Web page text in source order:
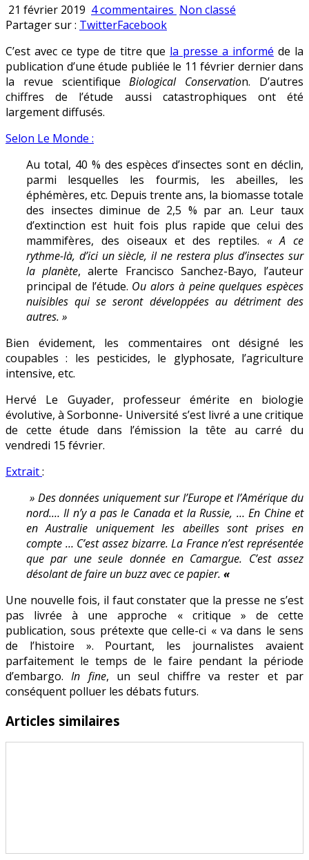
21 février 2019 4 commentaires sur
sur
les
insectes
qui
dans
un
siècle
Publié
Non classé
Partager sur : TwitterFacebook
C’est avec ce type de titre que la presse a informé de la
publication d’une étude publiée le 11 février dernier dans
la revue scientifiqueBiological Conservation. D’autres
chiffres de l’étude aussi catastrophiques ont été
largement diffusés.
Selon Le Monde :
Au total, 40 % des espèces d’insectes sont en déclin,
parmi lesquelles les fourmis, les abeilles, les
éphémères, etc. Depuis trente ans, la biomasse totale
des insectes diminue de 2,5 % par an. Leur taux
d’extinction est huit fois plus rapide que celui des
mammifères, des oiseaux et des reptiles. « A ce
rythme-là, d’ici un siècle, il ne restera plus d’insectes sur
la planète, alerte Francisco Sanchez-Bayo, l’auteur
principal de l’étude. Ou alors à peine quelques espèces
nuisibles qui se seront développées au détriment des
autres. »
Bien évidement, les commentaires ont désigné les
coupables : les pesticides, le glyphosate, l’agriculture
intensive, etc.
Hervé Le Guyader, professeur émérite en biologie
évolutive, à Sorbonne- Université s’est livré a une critique
de cette étude dans l’émission la tête au carré du
vendredi 15 février.
Extrait:
» Des données uniquement sur l’Europe et l’Amérique du
nord.… Il n’y a pas le Canada et la Russie, … En Chine et
en Australie uniquement les abeilles sont prises en
compte … C’est assez bizarre. La France n’est représentée
que par une seule donnée en Camargue. C’est assez
désolant de faire un buzz avec ce papier. «
Une nouvelle fois, il faut constater que la presse ne s’est
pas livrée à une approche « critique » de cette
publication, sous prétexte que celle-ci « va dans le sens
de l’histoire ». Pourtant, les journalistes avaient
parfaitement le temps de le faire pendant la période
d’embargo. In fine, un seul chiffre va rester et par
conséquent polluer les débats futurs.
Articles similaires